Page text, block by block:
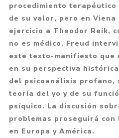
procedimiento terapéutico
de su valor, pero en
ejercicio a Theodor Reik,
no es médico. Freud
este texto-manifiesto que
en su perspectiva
del psicoanálisis profano,
teoría del yo y de su
psíquico. La discusión
problemas proseguirá con
en Europa y América.